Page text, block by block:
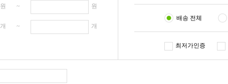
원 ~ 원
개 ~ 개
배송 전체
최저가인증